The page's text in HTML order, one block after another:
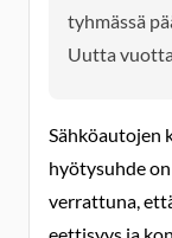
tyhmässä
Uutta
Sähköautojen
hyötysuhde
verrattuna,